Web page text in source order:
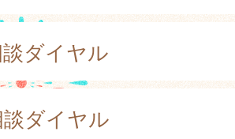
ダイヤル
ダイヤル